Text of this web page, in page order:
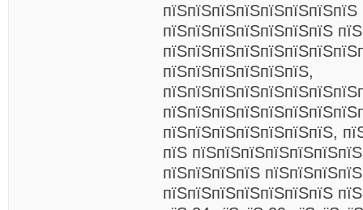
пїЅпїЅпїЅпїЅпїЅпїЅпїЅпїЅ
пїЅпїЅпїЅпїЅпїЅпїЅпїЅ
пїЅпїЅпїЅпїЅпїЅпїЅ,
пїЅпїЅпїЅпїЅпїЅпїЅпїЅ,
пїЅ
пїЅпїЅпїЅпїЅ пїЅпїЅпїЅпїЅ
пїЅпїЅпїЅпїЅпїЅпїЅпїЅ